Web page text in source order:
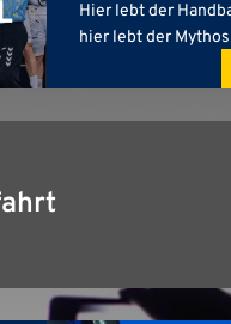
Hier lebt der
hier lebt der